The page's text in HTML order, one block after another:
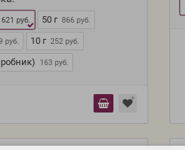
621 руб. 50 г 866 руб.
руб. 10 г 252 руб.
163 руб.